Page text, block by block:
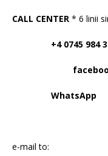
CALL CENTER * 6 linii
+4 0745
WhatsApp
e-mail to: